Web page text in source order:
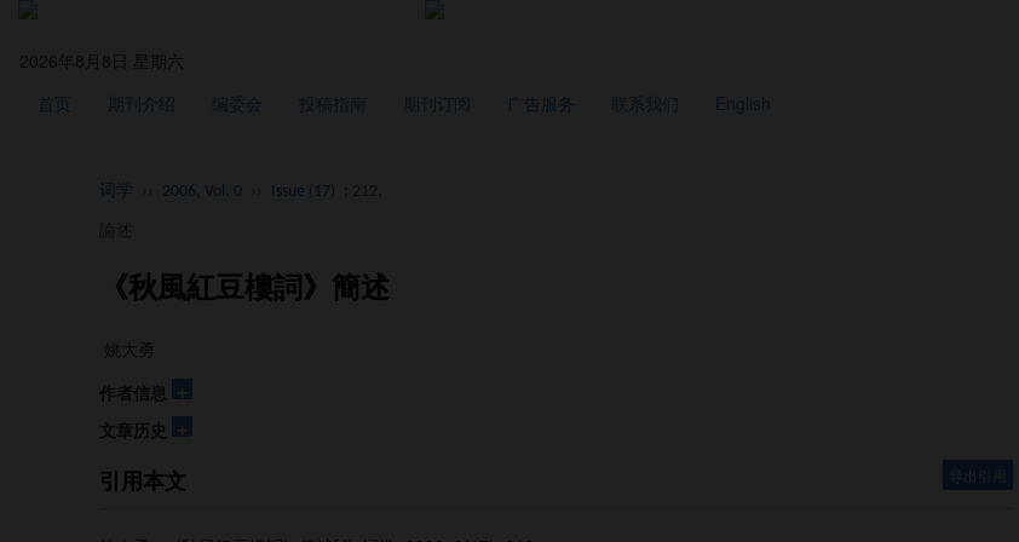
2026年8月8日 星期六
首页
期刊介绍 编委会 投稿指南 期刊订阅 广告服务 联系我们 English
词学 2006, Vol. 0 Issue (17)
《秋風紅豆樓詞》簡述
姚大勇
作者信息
文章历史
引用本文 导出引用